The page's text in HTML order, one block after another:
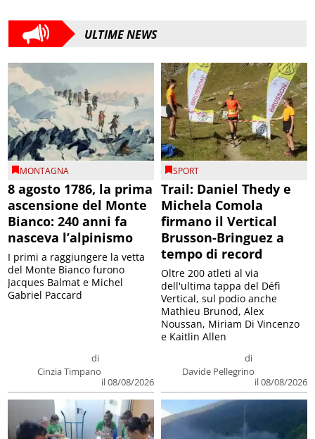
ULTIME NEWS
MONTAGNA
8 agosto 1786, la prima
ascensione del Monte
Bianco: 240 anni fa
nasceva l’alpinismo
di
Cinzia Timpano
il 08/08/2026
I primi a raggiungere la vetta
del Monte Bianco furono
Jacques Balmat e Michel
Gabriel Paccard
SPORT
Trail: Daniel Thedy e
Michela Comola
firmano il Vertical
Brusson-Bringuez a
tempo di record
di
Davide Pellegrino
il 08/08/2026
Oltre 200 atleti al via
dell'ultima tappa del Défì
Vertical, sul podio anche
Mathieu Brunod, Alex
Noussan, Miriam Di Vincenzo
e Kaitlin Allen